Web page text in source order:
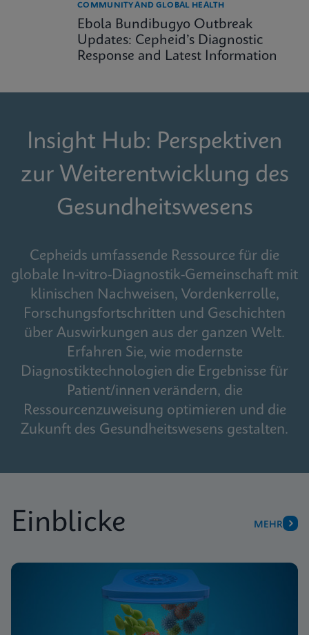
COMMUNITY AND GLOBAL HEALTH
Ebola Bundibugyo Outbreak
Updates: Cepheid’s Diagnostic
Response and Latest Information
Insight Hub: Perspektiven
zur Weiterentwicklung des
Gesundheitswesens
Cepheids umfassende Ressource für die
globale In-vitro-Diagnostik-Gemeinschaft mit
klinischen Nachweisen, Vordenkerrolle,
Forschungsfortschritten und Geschichten
über Auswirkungen aus der ganzen Welt.
Erfahren Sie, wie modernste
Diagnostiktechnologien die Ergebnisse für
Patient/innen verändern, die
Ressourcenzuweisung optimieren und die
Zukunft des Gesundheitswesens gestalten.
Einblicke MEHR